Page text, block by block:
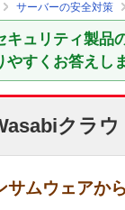
サーバーの安全対策
キュリティ製品
やすくお答えし
クラ
サムウェアか